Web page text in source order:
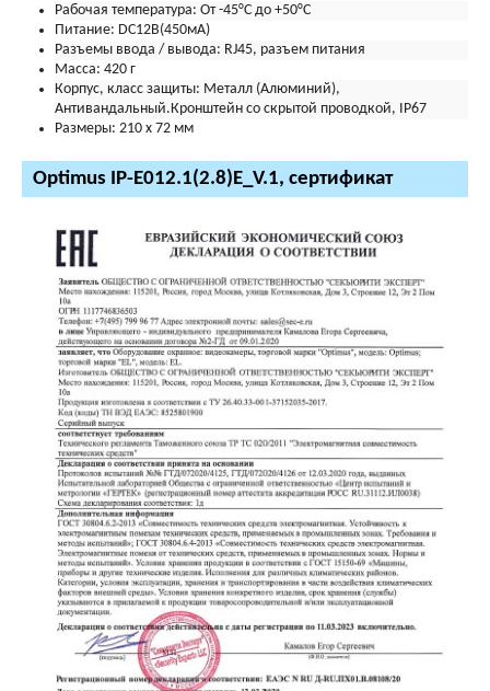
Рабочая температура: От -45°С до +50°С
Питание: DC12В(450мА)
Разъемы ввода / вывода: RJ45, разъем питания
Масса: 420 г
Корпус, класс защиты: Металл (Алюминий),
Антивандальный.Кронштейн со скрытой проводкой, IP67
Размеры: 210 х 72 мм
Optimus IP-E012.1(2.8)E_V.1, сертификат